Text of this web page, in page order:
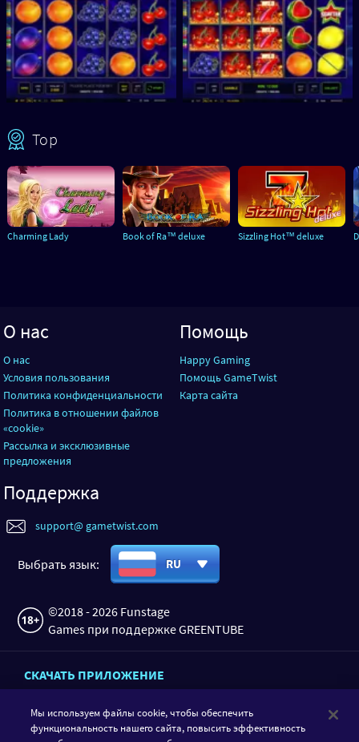
Top
Charming Lady Book of Ra™ deluxe Sizzling Hot™ deluxe
О нас
О нас
Условия пользования
Политика конфиденциальности
Политика в отношении файлов
«cookie»
Рассылка и эксклюзивные
предложения
Помощь
Happy Gaming
Помощь GameTwist
Карта сайта
Поддержка
support@ gametwist.com
Выбрать язык: RU
©2018 - 2026 Funstage
Games при поддержке GREENTUBE
СКАЧАТЬ ПРИЛОЖЕНИЕ
Мы используем файлы cookie, чтобы обеспечить
функциональность нашего сайта, повысить эффективность